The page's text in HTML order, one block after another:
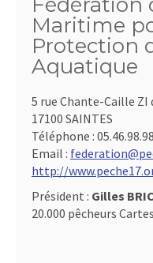
Maritime
Protection
Aquatique
5 rue Chante-Caille ZI
17100 SAINTES
Téléphone :
Email :
http://
Président : Gilles
20.000 pêcheurs